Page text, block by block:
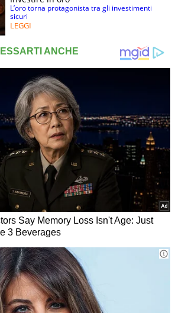
L’oro torna protagonista tra gli investimenti
sicuri
LEGGI